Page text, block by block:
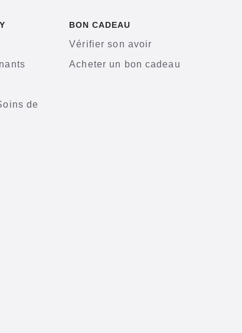
de
BON CADEAU
Vérifier son avoir
Acheter un bon cadeau